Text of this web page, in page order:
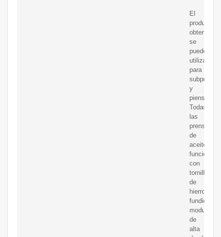
El
producto
obtenido
se
puede
utilizar
para
y
piensos.
Todas
las
prensas
de
aceite
funcionan
con
tornillo
de
hierro
fundido
modular
de
alta